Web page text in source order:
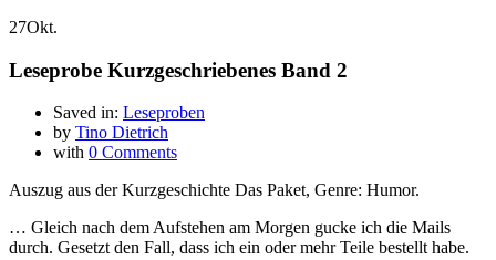
27Okt.
Leseprobe Kurzgeschriebenes Band 2
Saved in: Leseproben
by Tino Dietrich
with 0 Comments
Auszug aus der Kurzgeschichte Das Paket, Genre: Humor.
… Gleich nach dem Aufstehen am Morgen gucke ich die Mails
durch. Gesetzt den Fall, dass ich ein oder mehr Teile bestellt habe.